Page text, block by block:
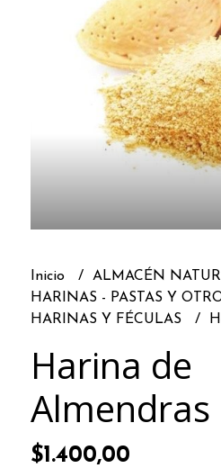
Inicio
ALMACÉN
HARINAS - PASTAS Y
HARINAS Y FÉCULAS
Harina de
Almendras
$1.400,00